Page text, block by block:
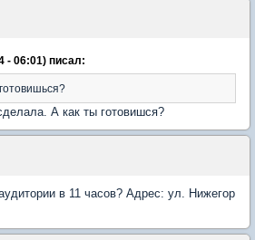
- 06:01) писал:
А как ты готовишся?
в 11 часов? Адрес: ул. Нижегор